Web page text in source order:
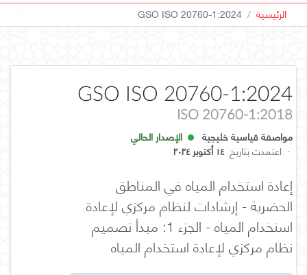
الرئيسية GSO ISO 20760-1:2024
GSO ISO 20760-1:2024
ISO 20760-1:2018
مواصفة قياسية خليجية
الإصدار الحالي
· اعتمدت بتاريخ ١٤ أكتوبر ٢٠٢٤
إعادة استخدام المياه في المناطق
الحضرية - إرشادات لنظام مركزي لإعادة
استخدام المياه - الجزء 1: مبدأ تصميم
نظام مركزي لإعادة استخدام المياه